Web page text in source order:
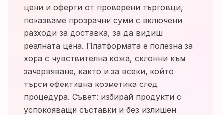
цени и оферти от проверени търговци,
показваме прозрачни суми с включени
разходи за доставка, за да видиш
реалната цена. Платформата е полезна за
хора с чувствителна кожа, склонни към
зачервяване, както и за всеки, който
търси ефективна козметика след
процедура. Съвет: избирай продукти с
успокояващи съставки и без излишен